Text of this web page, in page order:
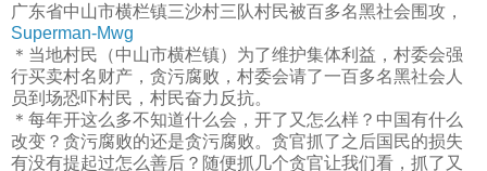
广东省中山市横栏镇三沙村三队村民被百多名黑社会围攻，
Superman-Mwg
＊当地村民（中山市横栏镇）为了维护集体利益，村委会强
行买卖村名财产，贪污腐败，村委会请了一百多名黑社会人
员到场恐吓村民，村民奋力反抗。
＊每年开这么多不知道什么会，开了又怎么样？中国有什么
改变？贪污腐败的还是贪污腐败。贪官抓了之后国民的损失
有没有提起过怎么善后？随便抓几个贪官让我们看，抓了又